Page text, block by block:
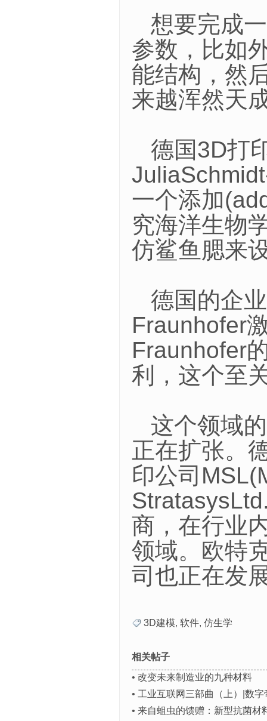
想要完成
参数，比如
能结构，然
来越浑然天
德国3D打
一个添加
究海洋生物
仿鲨鱼腮来
德国的企
Fraunhofer
Fraunhofer
利，这个至
这个领域
正在扩张。
印公司
商，在行业
领域。欧特
司也正在发
3D建模, 软件, 仿生学
相关帖子
• 改变未来制造业的九种材料
• 工业互联网三部曲（上）|数字
• 来自蛆虫的馈赠：新型抗菌材